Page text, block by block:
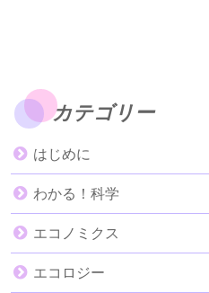
カテゴリー
はじめに
わかる！科学
エコノミクス
エコロジー